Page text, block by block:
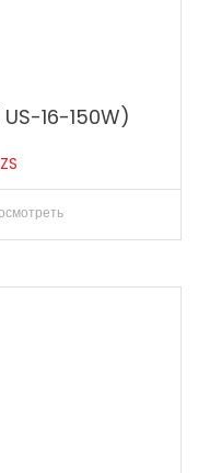
16-150W)